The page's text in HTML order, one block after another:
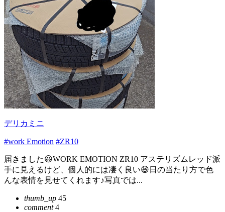
デリカミニ
#work Emotion #ZR10
届きました😆WORK EMOTION ZR10 アステリズムレッド派
手に見えるけど、個人的には凄く良い😆日の当たり方で色
んな表情を見せてくれます♪写真では...
thumb_up 45
comment4